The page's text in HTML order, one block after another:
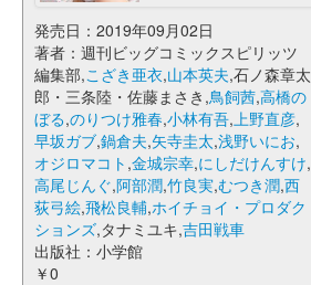
発売日：2019年09月02日
著者：週刊ビッグコミックスピリッツ
編集部,こざき亜衣,山本英夫,石ノ森章太
郎・三条陸・佐藤まさき,鳥飼茜,高橋の
ぼる,のりつけ雅春,小林有吾,上野直彦,
早坂ガブ,鍋倉夫,矢寺圭太,浅野いにお,
オジロマコト ,金城宗幸,にしだけんすけ,
高尾じんぐ,阿部潤,竹良実,むつき潤,西
荻弓絵,飛松良輔,ホイチョイ・プロダク
ションズ,タナミユキ,吉田戦車
出版社：小学館
￥0